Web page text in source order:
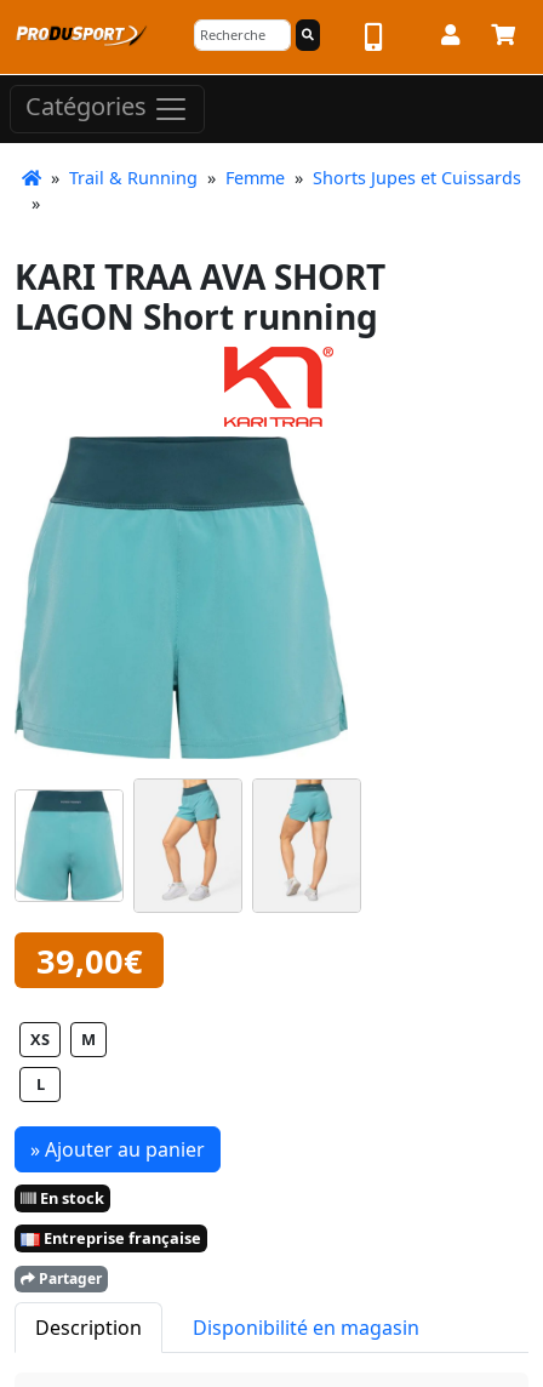
Catégories
» Trail & Running » Femme » Shorts Jupes et Cuissards
»
KARI TRAA AVA SHORT
LAGON Short running
39,00€
XS M
L
» Ajouter au panier
En stock
Entreprise française
Partager
Description Disponibilité en magasin